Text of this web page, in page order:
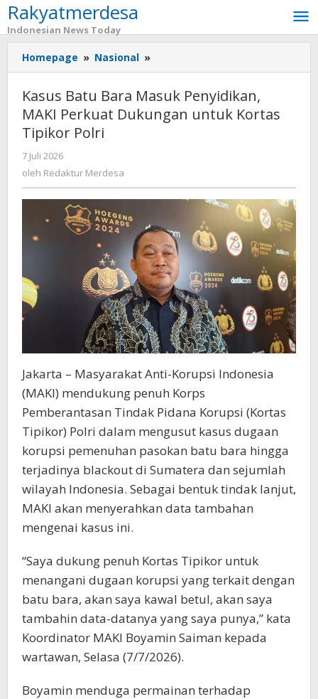
Lewati
ke
konten
Rakyatmerdesa
Indonesian News Today
Homepage » Nasional »
Batu
Bara
Masuk
Penyidikan,
Kortas
Kasus Batu Bara Masuk Penyidikan,
MAKI Perkuat Dukungan untuk Kortas
Tipikor Polri
7 Juli 2026
Redaktur
oleh Redaktur Merdesa
Jakarta – Masyarakat Anti-Korupsi Indonesia
(MAKI) mendukung penuh Korps
Pemberantasan Tindak Pidana Korupsi (Kortas
Tipikor) Polri dalam mengusut kasus dugaan
korupsi pemenuhan pasokan batu bara hingga
terjadinya blackout di Sumatera dan sejumlah
wilayah Indonesia. Sebagai bentuk tindak lanjut,
MAKI akan menyerahkan data tambahan
mengenai kasus ini.
“Saya dukung penuh Kortas Tipikor untuk
menangani dugaan korupsi yang terkait dengan
batu bara, akan saya kawal betul, akan saya
tambahin data-datanya yang saya punya,” kata
Koordinator MAKI Boyamin Saiman kepada
wartawan, Selasa (7/7/2026).
Boyamin menduga permainan terhadap